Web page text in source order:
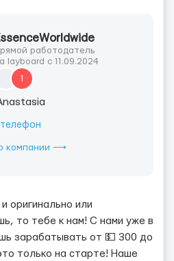
работодатель
layboard с 11.09.2024
1
телефон
о компании ⟶
оригинально или
то тебе к нам! С нами уже в
зарабатывать от 💵 300 до
только на старте! Наше